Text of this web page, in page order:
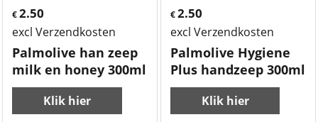
€ 2.50
excl Verzendkosten
Palmolive han zeep
milk en honey 300ml
Klik hier
€2.50
excl Verzendkosten
Palmolive Hygiene
Plus handzeep 300ml
Klik hier